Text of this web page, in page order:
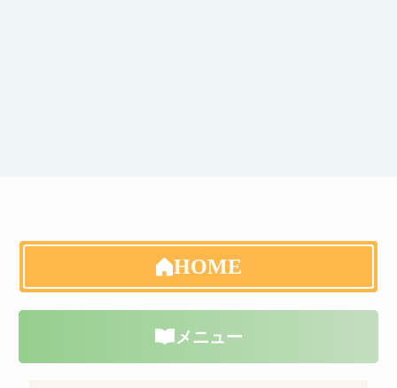
HOME
メニュー